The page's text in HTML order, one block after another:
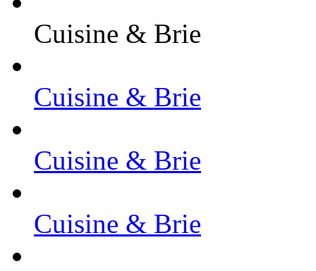
Cuisine & Brie
Cuisine & Brie
Cuisine & Brie
Cuisine & Brie